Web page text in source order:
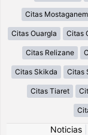
Citas Mostaganem
Citas Ouargla Citas
Citas Relizane
Citas Skikda Citas
Citas Tiaret
Noticias